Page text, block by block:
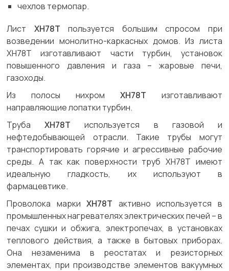
чехлов термопар.
Лист ХН78Т пользуется большим спросом при
возведении монолитно-каркасных домов. Из листа
ХН78Т изготавливают части турбин, установок
повышенного давления и газа – жаровые печи,
газоходы.
Из полосы нихром ХН78Т изготавливают
направляющие лопатки турбин.
ТрубаХН78Т используется в газовой и
нефтедобывающей отрасли. Такие трубы могут
транспортировать горячие и агрессивные рабочие
среды. А так как поверхности труб ХН78Т имеют
идеальную гладкость, их используют в
фармацевтике.
Проволока маркиХН78Т активно используется в
промышленных нагревателях электрических печей – в
печах сушки и обжига, электропечах, в установках
теплового действия, а также в бытовых приборах.
Она незаменима в реостатах и резисторных
элементах, при производстве элементов вакуумных